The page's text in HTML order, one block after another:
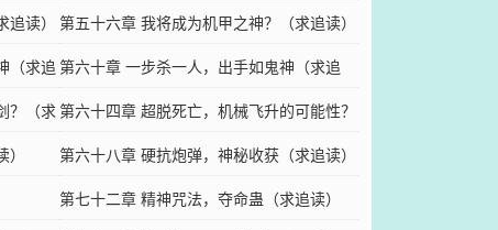
读） 第五十六章 我将成为机甲之神？（求追读）
（求追第六十章 一步杀一人，出手如鬼神（求追
读）
？（求第六十四章 超脱死亡，机械飞升的可能性？
（求追读）
第六十八章 硬抗炮弹，神秘收获（求追读）
第七十二章 精神咒法，夺命蛊（求追读）